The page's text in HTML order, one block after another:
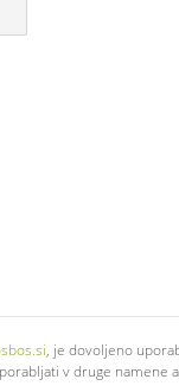
, je dovoljeno
v druge namene